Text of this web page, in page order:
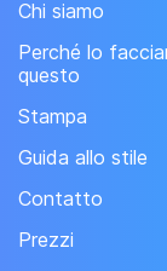
Chi siamo
Perché lo
questo
Stampa
Guida allo stile
Contatto
Prezzi